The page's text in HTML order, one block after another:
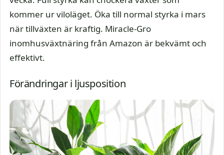
kommer ur viloläget. Öka till normal styrka i mars
när tillväxten är kraftig. Miracle-Gro
inomhusväxtnäring från Amazon är bekvämt och
effektivt.
Förändringar i ljusposition